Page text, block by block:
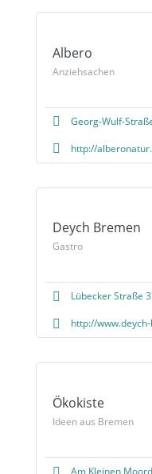
Albero
Anziehsachen
Georg-Wulf-
http://
Deych Bremen
Gastro
Lübecker Straße
http://
Ökokiste
Ideen aus Bremen
Am Kleinen